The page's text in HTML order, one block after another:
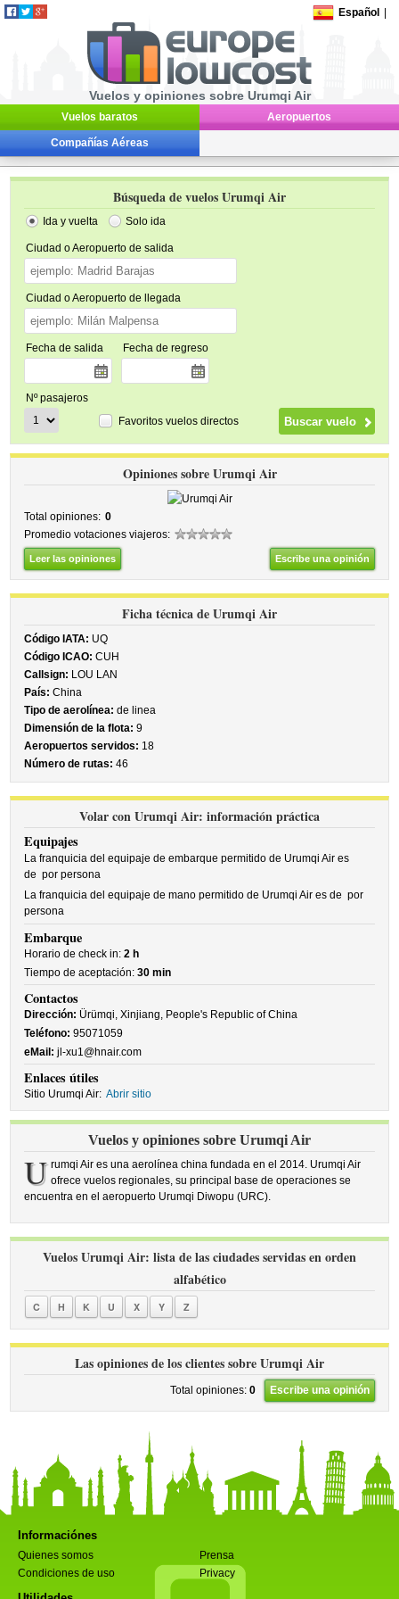
Español
Vuelos y opiniones sobre Urumqi Air
Vuelos baratos Aeropuertos
Compañías Aéreas
Búsqueda de vuelos Urumqi Air
Ida y vuelta Solo ida
Ciudad o Aeropuerto de salida
Ciudad o Aeropuerto de llegada
Fecha de salida Fecha de regreso
Nº pasajeros
Favoritos vuelos directos
Opiniones sobre Urumqi Air
Total opiniones: 0
Promedio votaciones viajeros:
Leer las opiniones Escribe una opinión
Ficha técnica de Urumqi Air
Código IATA: UQ
Código ICAO: CUH
Callsign: LOU LAN
País: China
Tipo de aerolínea: de linea
Dimensión de la flota: 9
Aeropuertos servidos: 18
Número de rutas: 46
Volar con Urumqi Air: información práctica
Equipajes
La franquicia del equipaje de embarque permitido de Urumqi Air es
de por persona
La franquicia del equipaje de mano permitido de Urumqi Air es de por
persona
Embarque
Horario de check in:2 h
Tiempo de aceptación:30 min
Contactos
Dirección: Ürümqi, Xinjiang, People's Republic of China
Teléfono: 95071059
eMail: jl-xu1@hnair.com
Enlaces útiles
Sitio Urumqi Air: Abrir sitio
Vuelos y opiniones sobre Urumqi Air
U rumqi Air es una aerolínea china fundada en el 2014. Urumqi Air
ofrece vuelos regionales, su principal base de operaciones se
encuentra en el aeropuerto Urumqi Diwopu (URC).
Vuelos Urumqi Air: lista de las ciudades servidas en orden
alfabético
C H K U X Y Z
Las opiniones de los clientes sobre Urumqi Air
Total opiniones: 0 Escribe una opinión
Informaciónes
Quienes somos
Prensa
Condiciones de uso
Privacy